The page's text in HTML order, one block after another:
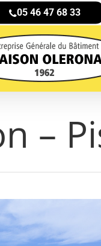
05 46 47 68 33
–